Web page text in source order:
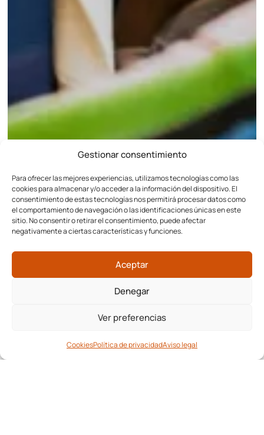
Gestionar consentimiento
Para ofrecer las mejores experiencias, utilizamos tecnologías como las
cookies para almacenar y/o acceder a la información del dispositivo. El
consentimiento de estas tecnologías nos permitirá procesar datos como
el comportamiento de navegación o las identificaciones únicas en este
sitio. No consentir o retirar el consentimiento, puede afectar
negativamente a ciertas características y funciones.
Aceptar
Denegar
Ver preferencias
CookiesPolítica de privacidadAviso legal